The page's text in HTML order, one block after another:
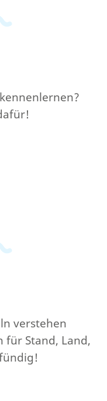
verstehen
für Stand, Land,